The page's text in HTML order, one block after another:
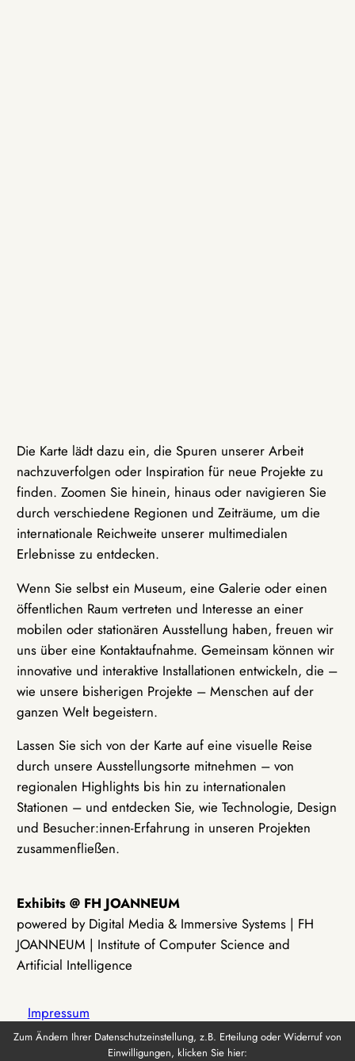
Die Karte lädt dazu ein, die Spuren unserer Arbeit
nachzuverfolgen oder Inspiration für neue Projekte zu
finden. Zoomen Sie hinein, hinaus oder navigieren Sie
durch verschiedene Regionen und Zeiträume, um die
internationale Reichweite unserer multimedialen
Erlebnisse zu entdecken.
Wenn Sie selbst ein Museum, eine Galerie oder einen
öffentlichen Raum vertreten und Interesse an einer
mobilen oder stationären Ausstellung haben, freuen wir
uns über eine Kontaktaufnahme. Gemeinsam können wir
innovative und interaktive Installationen entwickeln, die –
wie unsere bisherigen Projekte – Menschen auf der
ganzen Welt begeistern.
Lassen Sie sich von der Karte auf eine visuelle Reise
durch unsere Ausstellungsorte mitnehmen – von
regionalen Highlights bis hin zu internationalen
Stationen – und entdecken Sie, wie Technologie, Design
und Besucher:innen-Erfahrung in unseren Projekten
zusammenfließen.
Exhibits @ FH JOANNEUM
powered by Digital Media & Immersive Systems | FH
JOANNEUM | Institute of Computer Science and
Artificial Intelligence
Impressum
Zum Ändern Ihrer Datenschutzeinstellung, z.B. Erteilung oder Widerruf von
Einwilligungen, klicken Sie hier: